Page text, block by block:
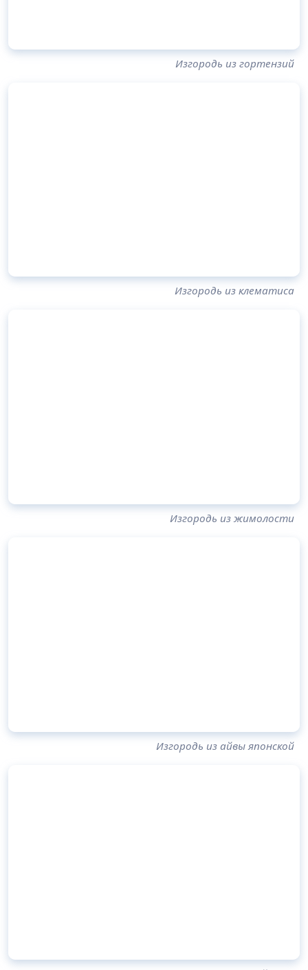
Изгородь из гортензий
Изгородь из клематиса
Изгородь из жимолости
Изгородь из айвы японской